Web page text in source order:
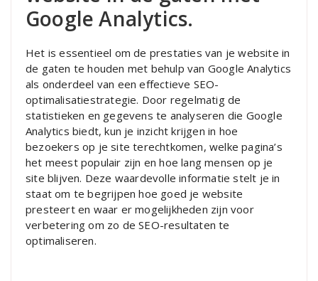
Google Analytics.
Het is essentieel om de prestaties van je website in
de gaten te houden met behulp van Google Analytics
als onderdeel van een effectieve SEO-
optimalisatiestrategie. Door regelmatig de
statistieken en gegevens te analyseren die Google
Analytics biedt, kun je inzicht krijgen in hoe
bezoekers op je site terechtkomen, welke pagina’s
het meest populair zijn en hoe lang mensen op je
site blijven. Deze waardevolle informatie stelt je in
staat om te begrijpen hoe goed je website
presteert en waar er mogelijkheden zijn voor
verbetering om zo de SEO-resultaten te
optimaliseren.